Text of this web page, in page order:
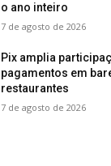
o ano inteiro
7 de agosto de 2026
Pix amplia
pagamentos em
restaurantes
7 de agosto de 2026